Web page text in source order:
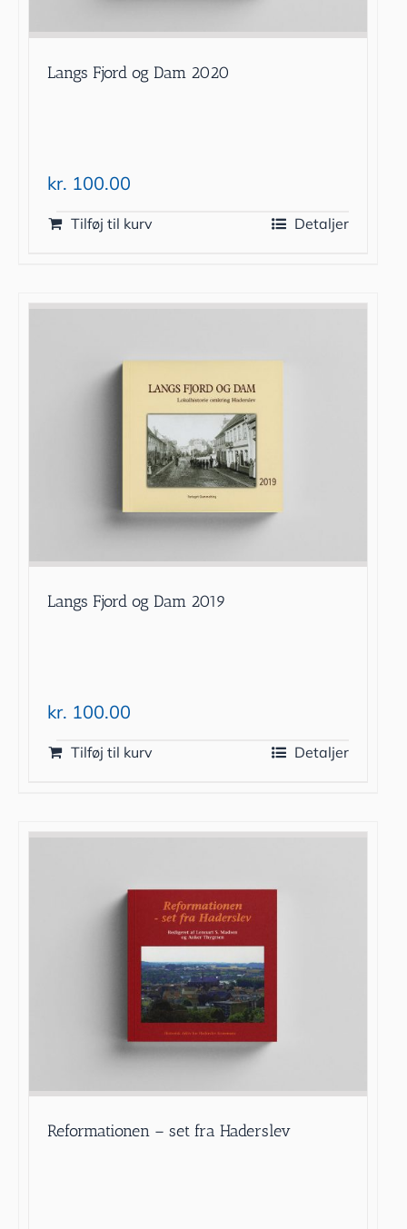
Langs Fjord og Dam 2020
kr. 100.00
Tilføj til kurv Detaljer
Langs Fjord og Dam 2019
kr. 100.00
Tilføj til kurv Detaljer
Reformationen – set fra Haderslev